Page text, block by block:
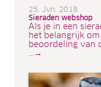
25. Jun. 2018
Sieraden webshop
Als je in een
het belangrijk
beoordeling van
...→